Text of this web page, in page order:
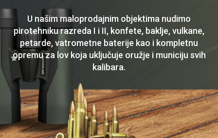
U našim maloprodajnim objektima nudimo
pirotehniku razreda I i II, konfete, baklje, vulkane,
petarde, vatrometne baterije kao i kompletnu
opremu za lov koja uključuje oružje i municiju svih
kalibara.